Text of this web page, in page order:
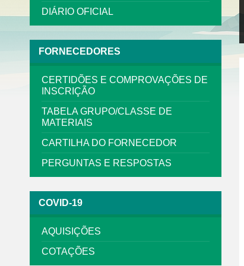
DIÁRIO OFICIAL
FORNECEDORES
CERTIDÕES E COMPROVAÇÕES DE
INSCRIÇÃO
TABELA GRUPO/CLASSE DE
MATERIAIS
CARTILHA DO FORNECEDOR
PERGUNTAS E RESPOSTAS
COVID-19
AQUISIÇÕES
COTAÇÕES